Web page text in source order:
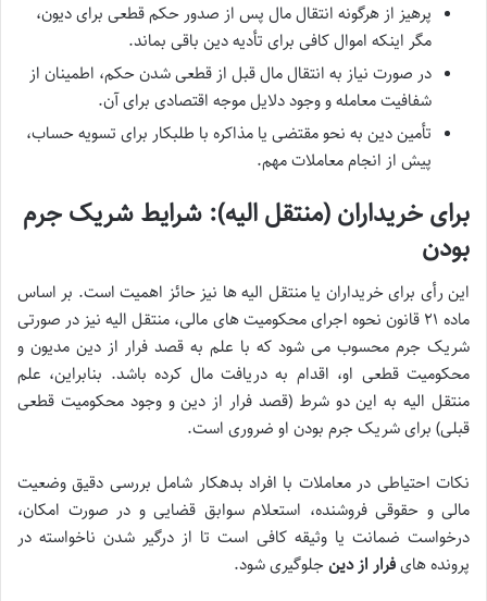
پرهیز از هرگونه انتقال مال پس از صدور حکم قطعی برای دیون،
مگر اینکه اموال کافی برای تأدیه دین باقی بماند.
در صورت نیاز به انتقال مال قبل از قطعی شدن حکم، اطمینان از
شفافیت معامله و وجود دلایل موجه اقتصادی برای آن.
تأمین دین به نحو مقتضی یا مذاکره با طلبکار برای تسویه حساب،
پیش از انجام معاملات مهم.
برای خریداران (منتقل الیه): شرایط شریک جرم
بودن
این رأی برای خریداران یا منتقل الیه ها نیز حائز اهمیت است. بر اساس
ماده ۲۱ قانون نحوه اجرای محکومیت های مالی، منتقل الیه نیز در صورتی
شریک جرم محسوب می شود که با علم به قصد فرار از دین مدیون و
محکومیت قطعی او، اقدام به دریافت مال کرده باشد. بنابراین، علم
منتقل الیه به این دو شرط (قصد فرار از دین و وجود محکومیت قطعی
قبلی) برای شریک جرم بودن او ضروری است.
نکات احتیاطی در معاملات با افراد بدهکار شامل بررسی دقیق وضعیت
مالی و حقوقی فروشنده، استعلام سوابق قضایی و در صورت امکان،
درخواست ضمانت یا وثیقه کافی است تا از درگیر شدن ناخواسته در
پرونده هایفرار از دینجلوگیری شود.